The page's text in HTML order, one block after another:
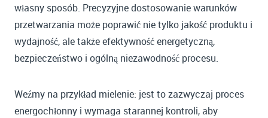
własny sposób. Precyzyjne dostosowanie warunków
przetwarzania może poprawić nie tylko jakość produktu i
wydajność, ale także efektywność energetyczną,
bezpieczeństwo i ogólną niezawodność procesu.
Weźmy na przykład mielenie: jest to zazwyczaj proces
energochłonny i wymaga starannej kontroli, aby